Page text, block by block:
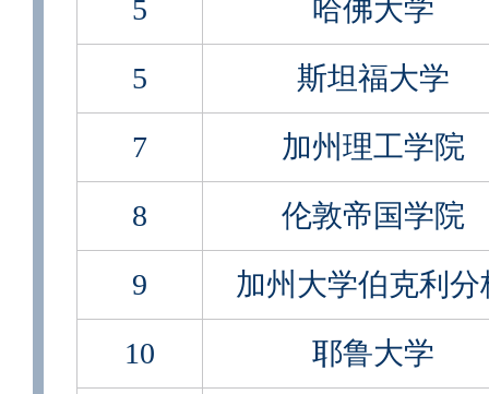
5 哈佛大学
5 斯坦福大学
7 加州理工学院
8 伦敦帝国学院
9 加州大学伯克利分
10 耶鲁大学